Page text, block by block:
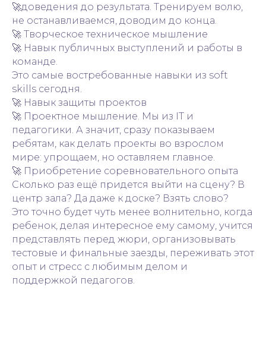
🚀доведения до результата. Тренируем волю,
не останавливаемся, доводим до конца.
🚀 Творческое техническое мышление
🚀 Навык публичных выступлений и работы в
команде.
Это самые востребованные навыки из soft
skills сегодня.
🚀 Навык защиты проектов
🚀 Проектное мышление. Мы из IT и
педагогики. А значит, сразу показываем
ребятам, как делать проекты во взрослом
мире: упрощаем, но оставляем главное.
🚀 Приобретение соревновательного опыта
Сколько раз ещё придется выйти на сцену? В
центр зала? Да даже к доске? Взять слово?
Это точно будет чуть менее волнительно, когда
ребенок, делая интересное ему самому, учится
представлять перед жюри, организовывать
тестовые и финальные заезды, переживать этот
опыт и стресс с любимым делом и
поддержкой педагогов.